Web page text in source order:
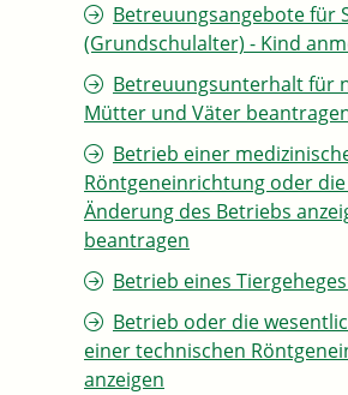
Betreuungsangebote für
(Grundschulalter) - Kind
Betreuungsunterhalt für
Mütter und Väter
Betrieb einer
Röntgeneinrichtung oder
Änderung des Betriebs
beantragen
Betrieb eines
Betrieb oder die
einer technischen
anzeigen